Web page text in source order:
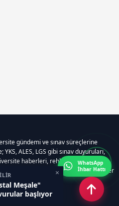
Meşale"
başlıyor
×
gündemi ve sınav süreçlerine
ALES, LGS gibi sınav duyuruları,
haberleri, rehberlik içerikleri,
ile öğrenci yaşamına dair güncel bilgiler
WhatsApp
İhbar Hattı